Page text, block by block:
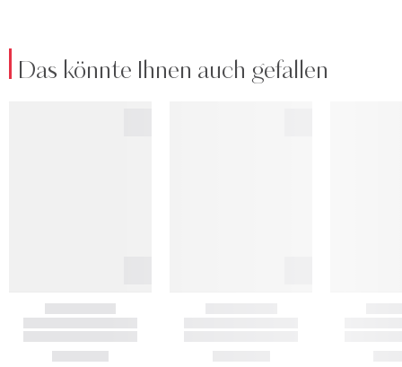
Das könnte Ihnen auch gefallen